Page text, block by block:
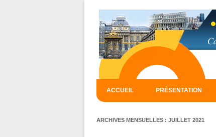
ACCUEIL PRÉSENTATION
ARCHIVES MENSUELLES : JUILLET 2021